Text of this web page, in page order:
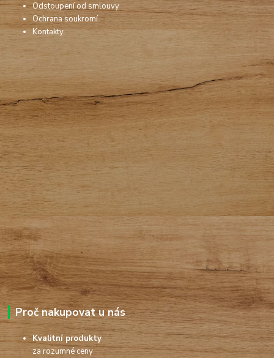
Odstoupení od smlouvy
Ochrana soukromí
Kontakty
Proč nakupovat u nás
Kvalitní produkty
za rozumné ceny